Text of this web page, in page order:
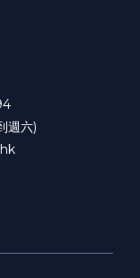
週六)